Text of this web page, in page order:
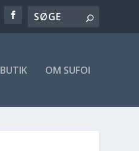
BUTIK OM SUFOI